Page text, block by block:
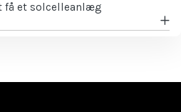
få et solcelleanlæg